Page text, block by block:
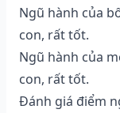
Ngũ hành của
con, rất tốt.
Ngũ hành của
con, rất tốt.
Đánh giá điểm